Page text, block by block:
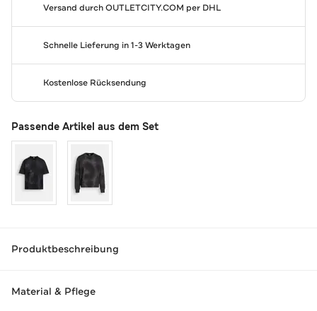
Versand durchOUTLETCITY.COM per DHL
Schnelle Lieferung in 1-3 Werktagen
Kostenlose Rücksendung
Passende Artikel aus dem Set
Produktbeschreibung
Material & Pflege